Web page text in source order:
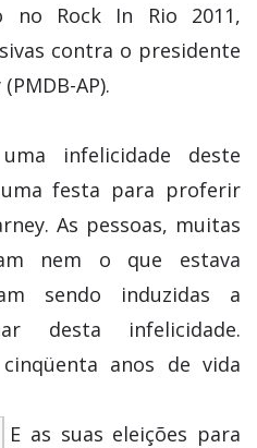
no Rock In Rio 2011,
contra o presidente
AP).
infelicidade deste
festa para proferir
As pessoas, muitas
nem o que estava
sendo induzidas a
desta infelicidade.
anos de vida
E as suas eleições para